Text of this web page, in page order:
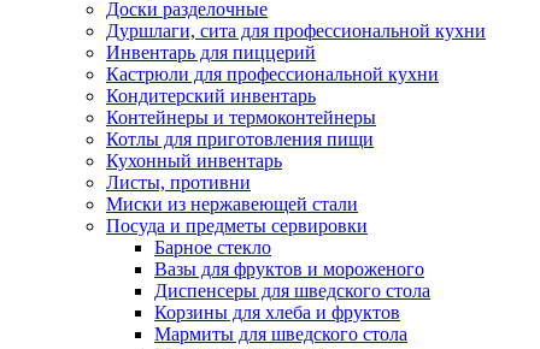
Доски разделочные
Дуршлаги, сита для профессиональной кухни
Инвентарь для пиццерий
Кастрюли для профессиональной кухни
Кондитерский инвентарь
Контейнеры и термоконтейнеры
Котлы для приготовления пищи
Кухонный инвентарь
Листы, противни
Миски из нержавеющей стали
Посуда и предметы сервировки
Барное стекло
Вазы для фруктов и мороженого
Диспенсеры для шведского стола
Корзины для хлеба и фруктов
Мармиты для шведского стола